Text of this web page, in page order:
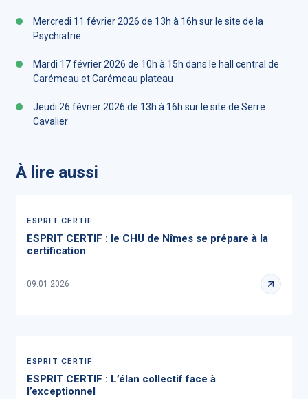
Mercredi 11 février 2026 de 13h à 16h sur le site de la
Psychiatrie
Mardi 17 février 2026 de 10h à 15h dans le hall central de
Carémeau et Carémeau plateau
Jeudi 26 février 2026 de 13h à 16h sur le site de Serre
Cavalier
À lire aussi
ESPRIT CERTIF
ESPRIT CERTIF : le CHU de Nîmes se prépare à la
certification
09.01.2026
ESPRIT CERTIF
ESPRIT CERTIF : L’élan collectif face à
l’exceptionnel